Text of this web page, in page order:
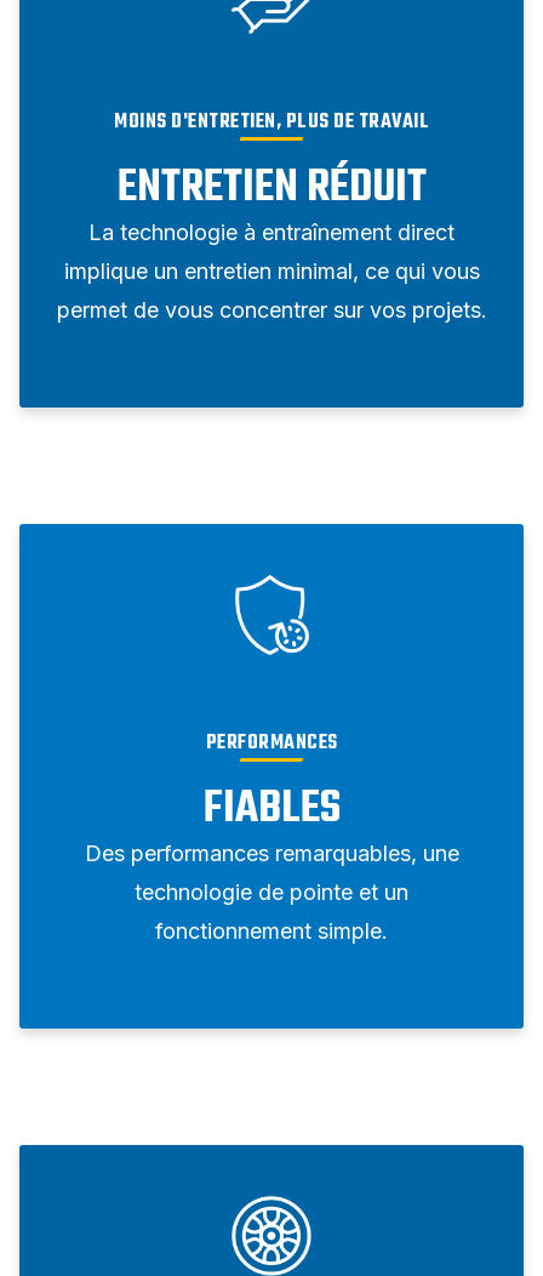
MOINS D'ENTRETIEN, PLUS DE TRAVAIL
ENTRETIEN RÉDUIT
La technologie à entraînement direct
implique un entretien minimal, ce qui vous
permet de vous concentrer sur vos projets.
PERFORMANCES
FIABLES
Des performances remarquables, une
technologie de pointe et un
fonctionnement simple.